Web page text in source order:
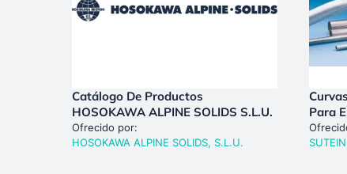
Catálogo De Productos
HOSOKAWA ALPINE SOLIDS S.L.U.
Ofrecido por:
HOSOKAWA ALPINE SOLIDS, S.L.U.
Para